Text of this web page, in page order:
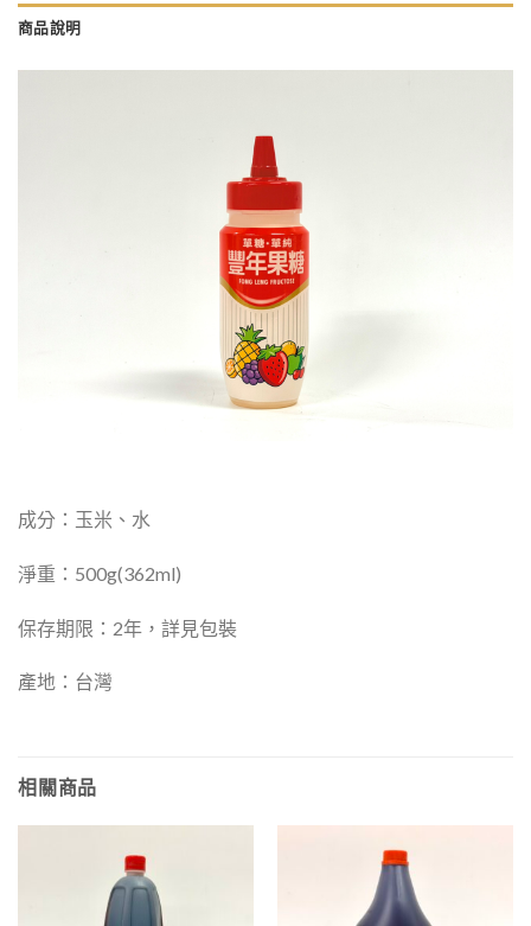
商品說明
成分：玉米、水
淨重：500g(362ml)
保存期限：2年，詳見包裝
產地：台灣
相關商品